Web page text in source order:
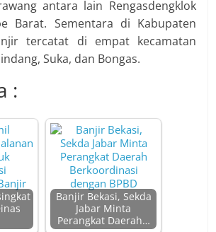
antara lain Rengasdengklok
Barat. Sementara di Kabupaten
tercatat di empat kecamatan
Suka, dan Bongas.
:
Banjir Bekasi, Sekda
Jabar Minta
Perangkat Daerah…